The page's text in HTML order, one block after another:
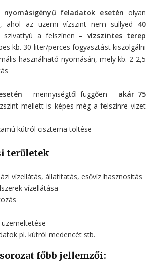
nyomásigényű feladatok esetén olyan
ahol az üzemi vízszint nem süllyed 40
szivattyú a felszínen –vízszintes terep
kb. 30 liter/perces fogyasztást kiszolgálni
használható nyomásán, mely kb. 2-2,5
– mennyiségtől függően – akár 75
mellett is képes még a felszínre vizet
kútról ciszterna töltése
területek
vízellátás, állatitatás, esővíz hasznosítás
vízellátása
pl. kútról medencét stb.
sorozat főbb jellemzői: